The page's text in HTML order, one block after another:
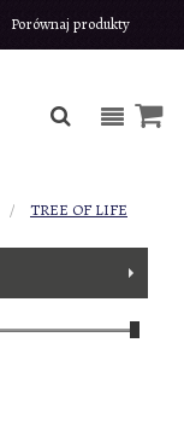
Porównaj produkty
TREE OF LIFE